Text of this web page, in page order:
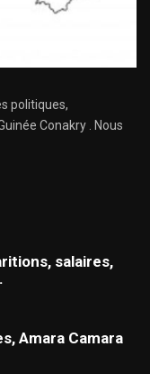
politiques,
Conakry . Nous
salaires,
Amara Camara